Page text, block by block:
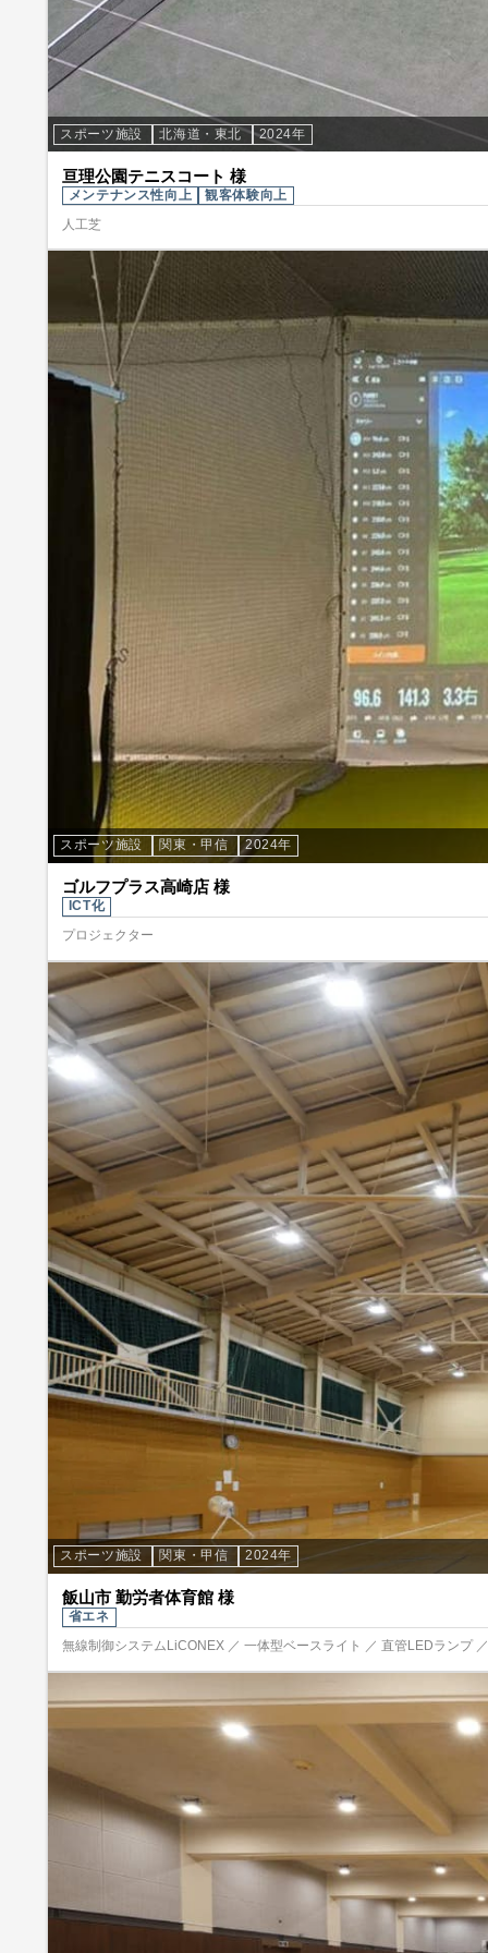
スポーツ施設 北海道・東北 2024年
亘理公園テニスコート 様
メンテナンス性向上
観客体験向上
人工芝
スポーツ施設 関東・甲信 2024年
ゴルフプラス高崎店 様
ICT化
プロジェクター
スポーツ施設 関東・甲信 2024年
飯山市 勤労者体育館 様
省エネ
無線制御システムLiCONEX ／ 一体型ベースライト ／ 直管LEDランプ